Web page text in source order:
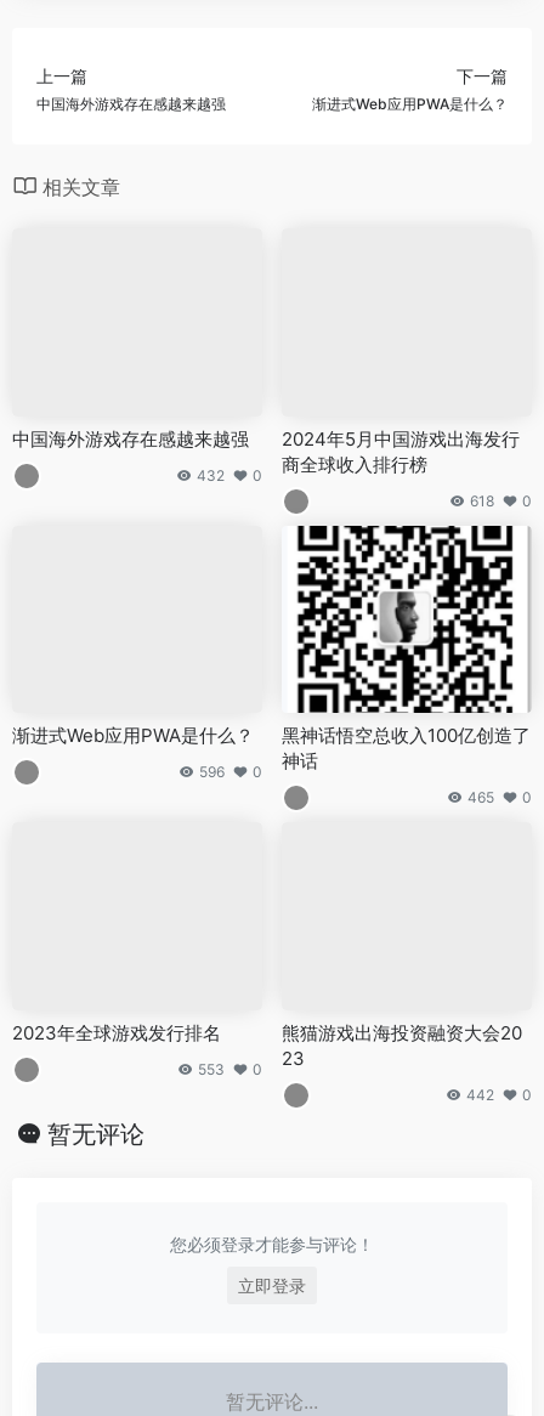
上一篇
中国海外游戏存在感越来越强
下一篇
渐进式Web应用PWA是什么？
相关文章
中国海外游戏存在感越来越强
432 0
2024年5月中国游戏出海发行
商全球收入排行榜
618 0
渐进式Web应用PWA是什么？
596 0
黑神话悟空总收入100亿创造了
神话
465 0
2023年全球游戏发行排名
553 0
熊猫游戏出海投资融资大会20
23
442 0
暂无评论
您必须登录才能参与评论！
立即登录
暂无评论...